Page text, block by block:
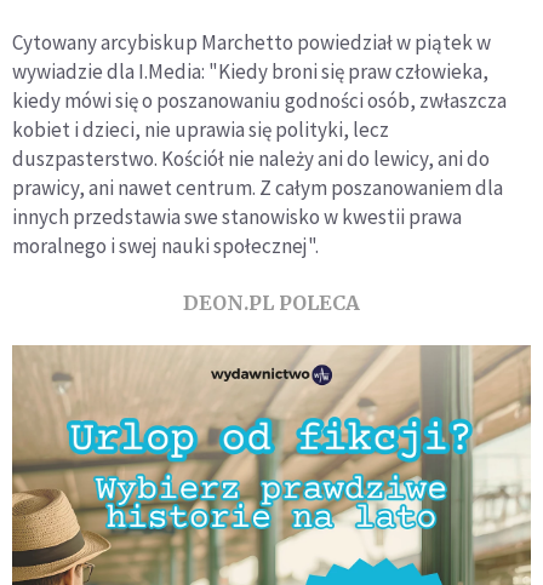
Cytowany arcybiskup Marchetto powiedział w piątek w
wywiadzie dla I.Media: "Kiedy broni się praw człowieka,
kiedy mówi się o poszanowaniu godności osób, zwłaszcza
kobiet i dzieci, nie uprawia się polityki, lecz
duszpasterstwo. Kościół nie należy ani do lewicy, ani do
prawicy, ani nawet centrum. Z całym poszanowaniem dla
innych przedstawia swe stanowisko w kwestii prawa
moralnego i swej nauki społecznej".
DEON.PL POLECA